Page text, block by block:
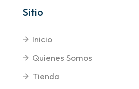
Sitio
Inicio
Quienes Somos
Tienda